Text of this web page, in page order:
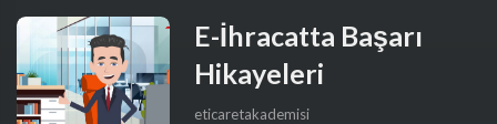
E-İhracatta Başarı
Hikayeleri
eticaretakademisi